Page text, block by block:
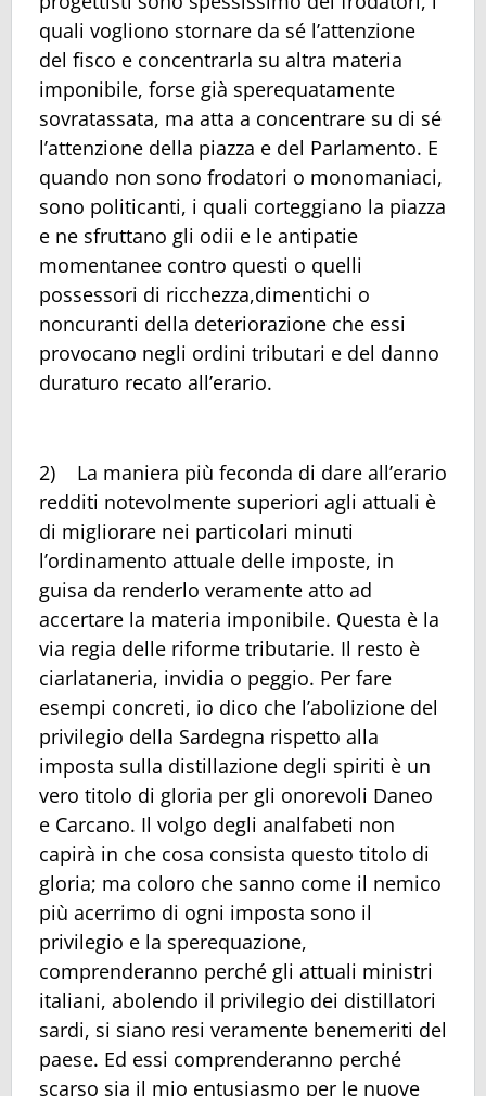
quali vogliono stornare da sé l’attenzione
del fisco e concentrarla su altra materia
imponibile, forse già sperequatamente
sovratassata, ma atta a concentrare su di sé
l’attenzione della piazza e del Parlamento. E
quando non sono frodatori o monomaniaci,
sono politicanti, i quali corteggiano la piazza
e ne sfruttano gli odii e le antipatie
momentanee contro questi o quelli
possessori di ricchezza,dimentichi o
noncuranti della deteriorazione che essi
provocano negli ordini tributari e del danno
duraturo recato all’erario.
2) La maniera più feconda di dare all’erario
redditi notevolmente superiori agli attuali è
di migliorare nei particolari minuti
l’ordinamento attuale delle imposte, in
guisa da renderlo veramente atto ad
accertare la materia imponibile. Questa è la
via regia delle riforme tributarie. Il resto è
ciarlataneria, invidia o peggio. Per fare
esempi concreti, io dico che l’abolizione del
privilegio della Sardegna rispetto alla
imposta sulla distillazione degli spiriti è un
vero titolo di gloria per gli onorevoli Daneo
e Carcano. Il volgo degli analfabeti non
capirà in che cosa consista questo titolo di
gloria; ma coloro che sanno come il nemico
più acerrimo di ogni imposta sono il
privilegio e la sperequazione,
comprenderanno perché gli attuali ministri
italiani, abolendo il privilegio dei distillatori
sardi, si siano resi veramente benemeriti del
paese. Ed essi comprenderanno perché
scarso sia il mio entusiasmo per le nuove